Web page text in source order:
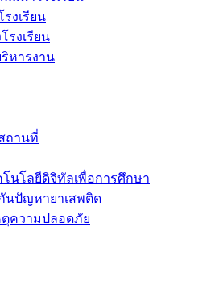
งเรียน
รงเรียน
หารงาน
ถานที่
นโลยีดิจิทัลเพื่อการศึกษา
นปัญหายาเสพติด
ตุความปลอดภัย